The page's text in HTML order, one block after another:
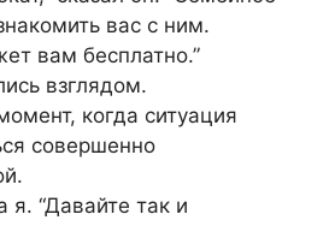
вас с ним.
вам бесплатно.”
взглядом.
когда ситуация
совершенно
я. “Давайте так и